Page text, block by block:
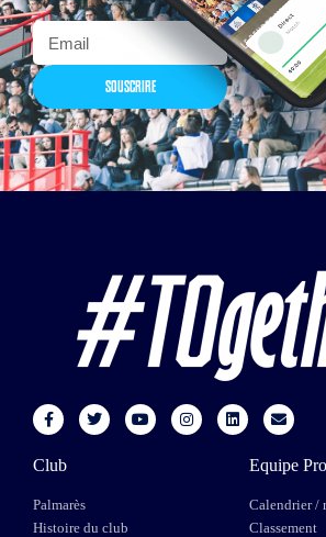
SOUSCRIRE
Club
Palmarès
Histoire du club
Equipe Pro
Calendrier /
Classement